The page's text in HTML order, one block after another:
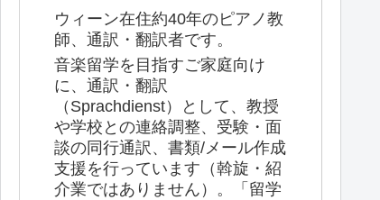
ウィーン在住約40年のピアノ教
師、通訳・翻訳者です。
音楽留学を目指すご家庭向け
に、通訳・翻訳
（Sprachdienst）として、教授
や学校との連絡調整、受験・面
談の同行通訳、書類/メール作成
支援を行っています（斡旋・紹
介業ではありません）。「留学